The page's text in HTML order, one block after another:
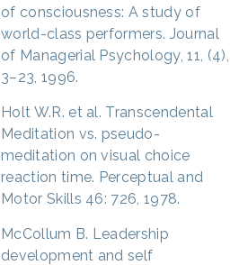
of consciousness: A study of
world-class performers. Journal
of Managerial Psychology, 11, (4),
3–23, 1996.
Holt W.R. et al. Transcendental
Meditation vs. pseudo-
meditation on visual choice
reaction time. Perceptual and
Motor Skills 46: 726, 1978.
McCollum B. Leadership
development and self